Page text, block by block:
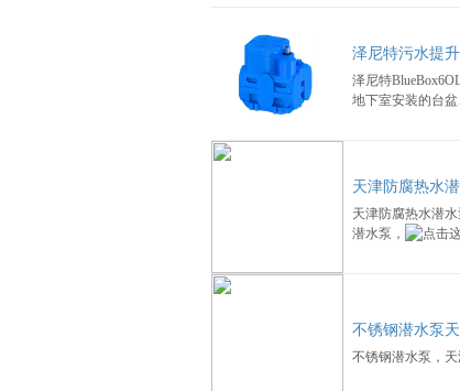
泽尼特污水提
泽尼特
地下室安装的台
天津防腐热水
天津防腐热水潜
潜水泵，
不锈钢潜水泵
不锈钢潜水泵，